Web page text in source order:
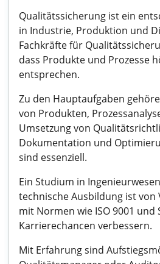
Qualitätssicherung ist ein
in Industrie, Produktion und
Fachkräfte für
dass Produkte und Prozesse
entsprechen.
Zu den Hauptaufgaben
von Produkten,
Umsetzung von
Dokumentation und
sind essenziell.
Ein Studium in
technische Ausbildung ist
mit Normen wie ISO 9001 und
Karrierechancen verbessern.
Mit Erfahrung sind